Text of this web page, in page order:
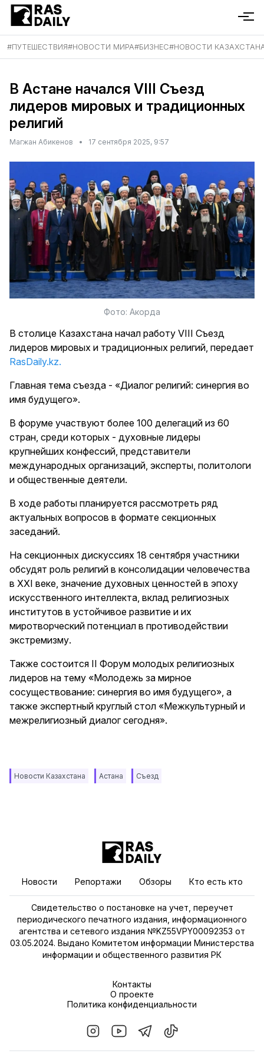
#ПУТЕШЕСТВИЯ#НОВОСТИ МИРА#БИЗНЕС#НОВОСТИ
В Астане начался VIII Съезд
лидеров мировых и традиционных
религий
Магжан Абикенов • 17 сентября 2025, 9:57
Фото: Акорда
В столице Казахстана начал работу VIII Съезд
лидеров мировых и традиционных религий, передает
RasDaily.kz.
Главная тема съезда - «Диалог религий: синергия во
имя будущего».
В форуме участвуют более 100 делегаций из 60
стран, среди которых - духовные лидеры
крупнейших конфессий, представители
международных организаций, эксперты, политологи
и общественные деятели.
В ходе работы планируется рассмотреть ряд
актуальных вопросов в формате секционных
заседаний.
На секционных дискуссиях 18 сентября участники
обсудят роль религий в консолидации человечества
в XXI веке, значение духовных ценностей в эпоху
искусственного интеллекта, вклад религиозных
институтов в устойчивое развитие и их
миротворческий потенциал в противодействии
экстремизму.
Также состоится II Форум молодых религиозных
лидеров на тему «Молодежь за мирное
сосуществование: синергия во имя будущего», а
также экспертный круглый стол «Межкультурный и
межрелигиозный диалог сегодня».
Новости Казахстана Астана Съезд
Новости Репортажи Обзоры Кто есть кто
Свидетельство о постановке на учет, переучет
периодического печатного издания, информационного
агентства и сетевого издания №KZ55VPY00092353 от
03.05.2024. Выдано Комитетом информации Министерства
информации и общественного развития РК
Контакты
О проекте
Политика конфиденциальности